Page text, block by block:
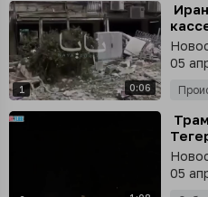
1 0:06
05
05